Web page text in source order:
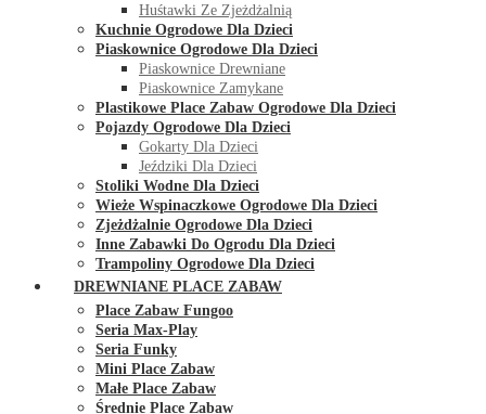
Huśtawki Ze Zjeżdżalnią
Kuchnie Ogrodowe Dla Dzieci
Piaskownice Ogrodowe Dla Dzieci
Piaskownice Drewniane
Piaskownice Zamykane
Plastikowe Place Zabaw Ogrodowe Dla Dzieci
Pojazdy Ogrodowe Dla Dzieci
Gokarty Dla Dzieci
Jeździki Dla Dzieci
Stoliki Wodne Dla Dzieci
Wieże Wspinaczkowe Ogrodowe Dla Dzieci
Zjeżdżalnie Ogrodowe Dla Dzieci
Inne Zabawki Do Ogrodu Dla Dzieci
Trampoliny Ogrodowe Dla Dzieci
DREWNIANE PLACE ZABAW
Place Zabaw Fungoo
Seria Max-Play
Seria Funky
Mini Place Zabaw
Małe Place Zabaw
Średnie Place Zabaw